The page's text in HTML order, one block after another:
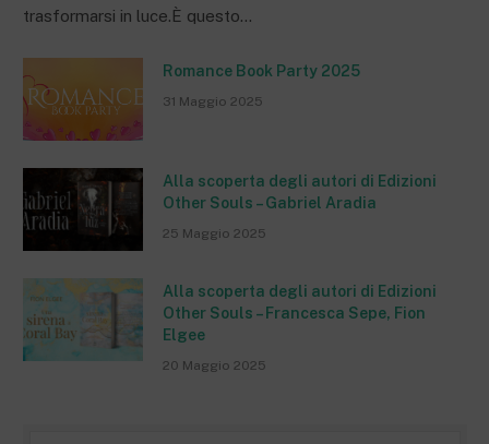
trasformarsi in luce.È questo…
Romance Book Party 2025
31 Maggio 2025
Alla scoperta degli autori di Edizioni
Other Souls – Gabriel Aradia
25 Maggio 2025
Alla scoperta degli autori di Edizioni
Other Souls – Francesca Sepe, Fion
Elgee
20 Maggio 2025